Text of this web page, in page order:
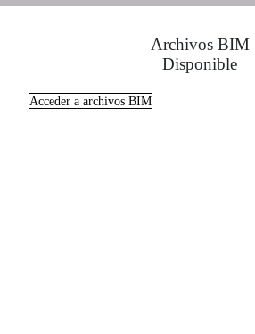
Archivos BIM
Disponible
Acceder a archivos BIM